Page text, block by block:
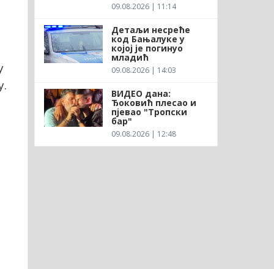
09.08.2026 | 11:14
Детаљи несреће
код Бањалуке у
којој је погинуо
младић
09.08.2026 | 14:03
ВИДЕО дана:
Ђоковић плесао и
пјевао "Тропски
бар"
09.08.2026 | 12:48